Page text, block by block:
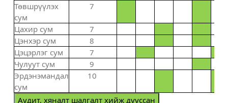
Төвшрүүлэх
сум
7
Цахир сум
7
Цэнхэр сум
8
Цэцэрлэг сум
7
Чулуут сум
9
Эрдэнэмандал
сум
10
Аудит, хяналт шалгалт хийж дууссан